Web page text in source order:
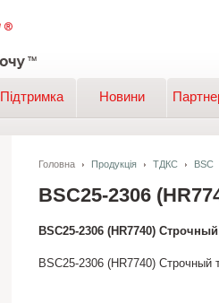
Підтримка Новини
Головна Продукція ТДКС BSC
BSC25-2306
BSC25-2306 (HR7740)
BSC25-2306 (HR7740)